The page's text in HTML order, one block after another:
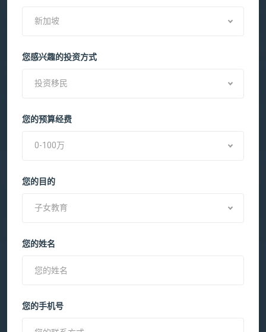
新加坡
您感兴趣的投资方式
投资移民
您的预算经费
0-100万
您的目的
子女教育
您的姓名
您的手机号